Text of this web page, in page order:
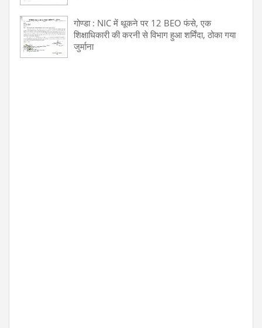
गोण्डा : NIC में थूकने पर 12 BEO फंसे, एक
शिक्षाधिकारी की करनी से विभाग हुआ शर्मिंदा, ठोका गया
जुर्माना